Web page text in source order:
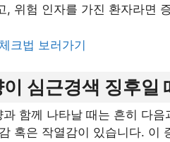
, 위험 인자를 가진 환자라면
크법 보러가기
심근경색 징후일
함께 나타날 때는 흔히 다
혹은 작열감이 있습니다. 이